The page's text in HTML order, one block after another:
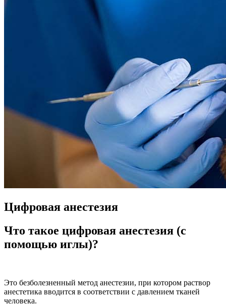
Цифровая анестезия
Что такое цифровая анестезия (с
помощью иглы)?
Это безболезненный метод анестезии, при котором раствор
анестетика вводится в соответствии с давлением тканей
человека.